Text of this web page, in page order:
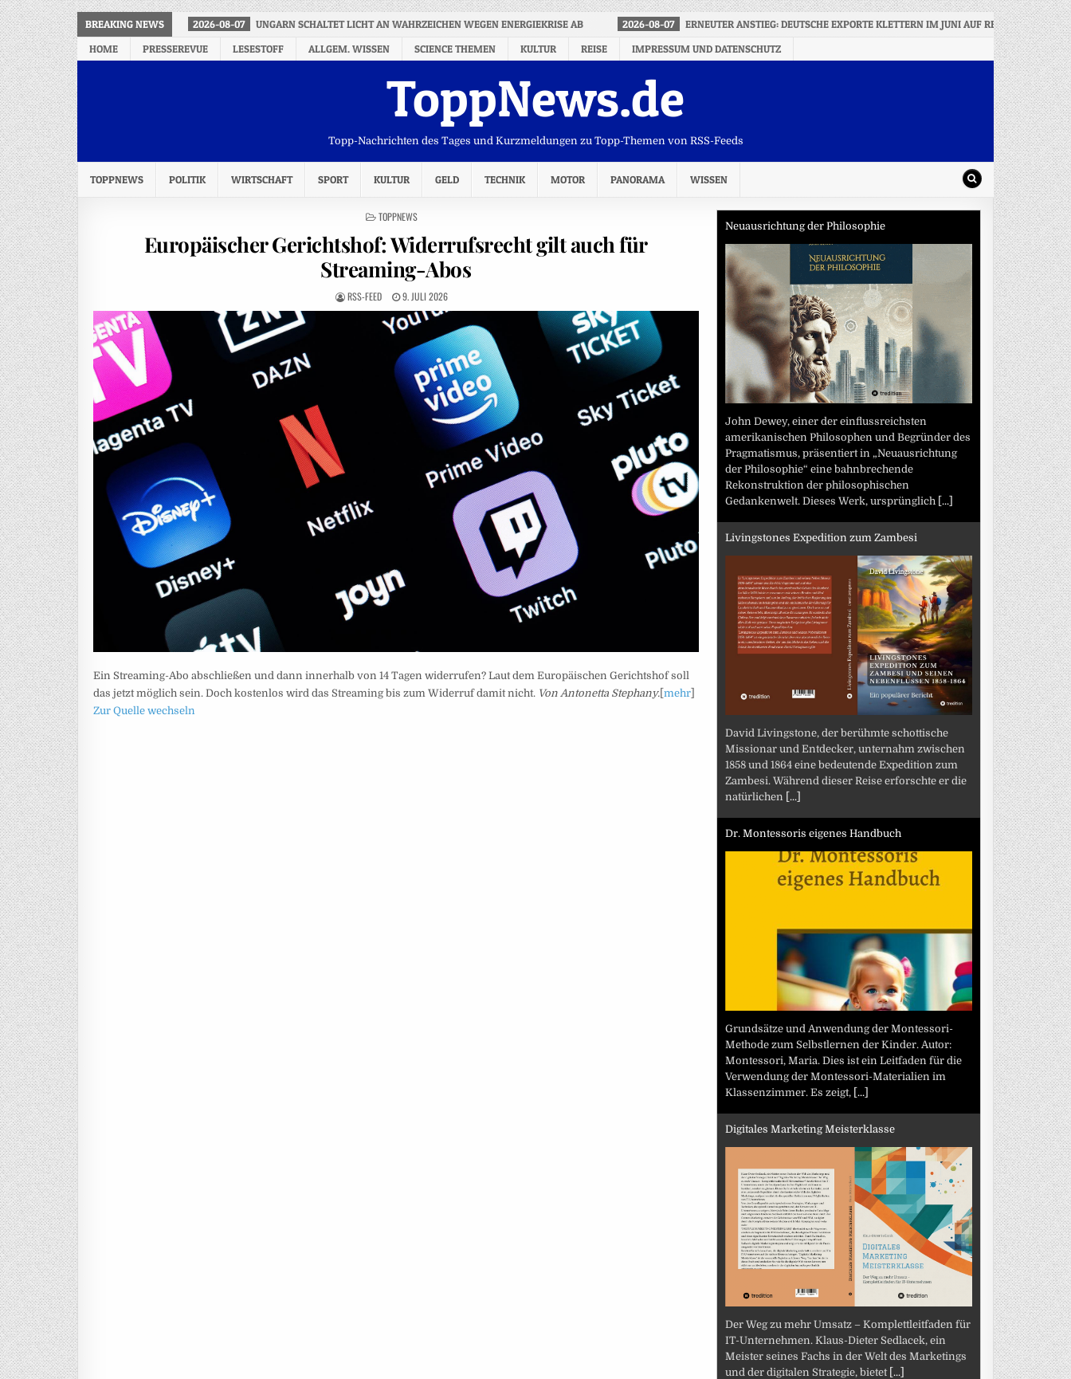
BREAKING NEWS 2026-08-07 UNGARN SCHALTET LICHT AN WAHRZEICHEN WEGEN ENERGIEKRISE AB 2026-08-07
ERNEUTER ANSTIEG: DEUTSCHE EXPORTE KLETTERN IM JUNI AUF REKORDWERT
HOME
PRESSEREVUE LESESTOFF ALLGEM. WISSEN SCIENCE THEMEN KULTUR REISE IMPRESSUM UND DATENSCHUTZ
ToppNews.de
Topp-Nachrichten des Tages und Kurzmeldungen zu Topp-Themen von RSS-Feeds
TOPPNEWS POLITIK WIRTSCHAFT SPORT KULTUR GELD TECHNIK MOTOR PANORAMA WISSEN
POSTED
TOPPNEWS
Europäischer Gerichtshof: Widerrufsrecht gilt auch für
Streaming-Abos
RSS-FEED 9. JULI 2026
Ein Streaming-Abo abschließen und dann innerhalb von 14 Tagen widerrufen? Laut dem Europäischen Gerichtshof soll
das jetzt möglich sein. Doch kostenlos wird das Streaming bis zum Widerruf damit nicht. Von Antonetta Stephany.[mehr]
Zur Quelle wechseln
Neuausrichtung der Philosophie
John Dewey, einer der einflussreichsten
amerikanischen Philosophen und Begründer des
Pragmatismus, präsentiert in „Neuausrichtung
der Philosophie“ eine bahnbrechende
Rekonstruktion der philosophischen
Gedankenwelt. Dieses Werk, ursprünglich [...]
Livingstones Expedition zum Zambesi
David Livingstone, der berühmte schottische
Missionar und Entdecker, unternahm zwischen
1858 und 1864 eine bedeutende Expedition zum
Zambesi. Während dieser Reise erforschte er die
natürlichen [...]
Dr. Montessoris eigenes Handbuch
Grundsätze und Anwendung der Montessori-
Methode zum Selbstlernen der Kinder. Autor:
Montessori, Maria. Dies ist ein Leitfaden für die
Verwendung der Montessori-Materialien im
Klassenzimmer. Es zeigt, [...]
Digitales Marketing Meisterklasse
Der Weg zu mehr Umsatz – Komplettleitfaden für
IT-Unternehmen. Klaus-Dieter Sedlacek, ein
Meister seines Fachs in der Welt des Marketings
und der digitalen Strategie, bietet [...]